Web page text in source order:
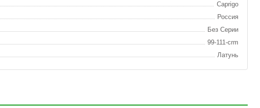
Caprigo
Россия
Без Серии
99-111-crm
Латунь